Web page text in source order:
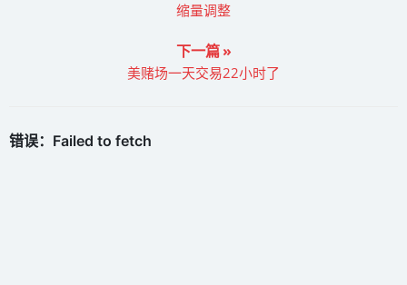
缩量调整
下一篇 »
美赌场一天交易22小时了